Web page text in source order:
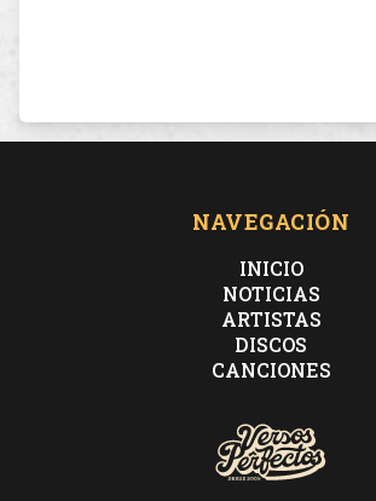
NAVEGACIÓN
INICIO
NOTICIAS
ARTISTAS
DISCOS
CANCIONES